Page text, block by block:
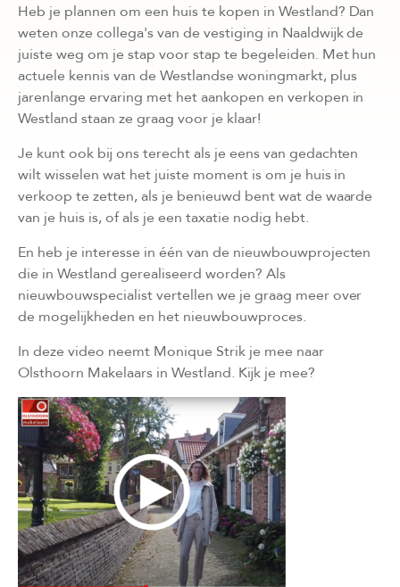
Heb je plannen om een huis te kopen in Westland? Dan
weten onze collega's van de vestiging in Naaldwijk de
juiste weg om je stap voor stap te begeleiden. Met hun
actuele kennis van de Westlandse woningmarkt, plus
jarenlange ervaring met het aankopen en verkopen in
Westland staan ze graag voor je klaar!
Je kunt ook bij ons terecht als je eens van gedachten
wilt wisselen wat het juiste moment is om je huis in
verkoop te zetten, als je benieuwd bent wat de waarde
van je huis is, of als je een taxatie nodig hebt.
En heb je interesse in één van de nieuwbouwprojecten
die in Westland gerealiseerd worden? Als
nieuwbouwspecialist vertellen we je graag meer over
de mogelijkheden en het nieuwbouwproces.
In deze video neemt Monique Strik je mee naar
Olsthoorn Makelaars in Westland. Kijk je mee?